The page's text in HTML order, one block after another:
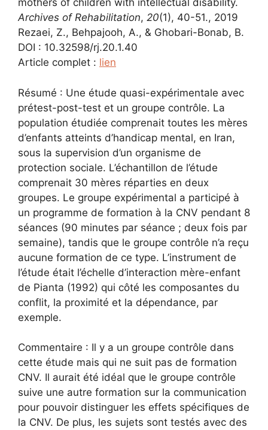
mothers of children with intellectual disability.
Archives of Rehabilitation, 20(1), 40-51., 2019
Rezaei, Z., Behpajooh, A., & Ghobari-Bonab, B.
DOI : 10.32598/rj.20.1.40
Article complet : lien
Résumé : Une étude quasi-expérimentale avec
prétest-post-test et un groupe contrôle. La
population étudiée comprenait toutes les mères
d’enfants atteints d’handicap mental, en Iran,
sous la supervision d’un organisme de
protection sociale. L’échantillon de l’étude
comprenait 30 mères réparties en deux
groupes. Le groupe expérimental a participé à
un programme de formation à la CNV pendant 8
séances (90 minutes par séance ; deux fois par
semaine), tandis que le groupe contrôle n’a reçu
aucune formation de ce type. L’instrument de
l’étude était l’échelle d’interaction mère-enfant
de Pianta (1992) qui côté les composantes du
conflit, la proximité et la dépendance, par
exemple.
Commentaire : Il y a un groupe contrôle dans
cette étude mais qui ne suit pas de formation
CNV. Il aurait été idéal que le groupe contrôle
suive une autre formation sur la communication
pour pouvoir distinguer les effets spécifiques de
la CNV. De plus, les sujets sont testés avec des